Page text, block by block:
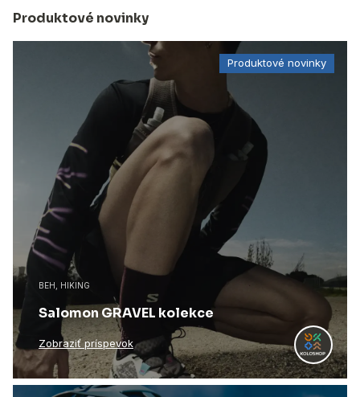
Produktové novinky
Produktové novinky
BEH, HIKING
Salomon GRAVEL kolekce
Zobraziť príspevok